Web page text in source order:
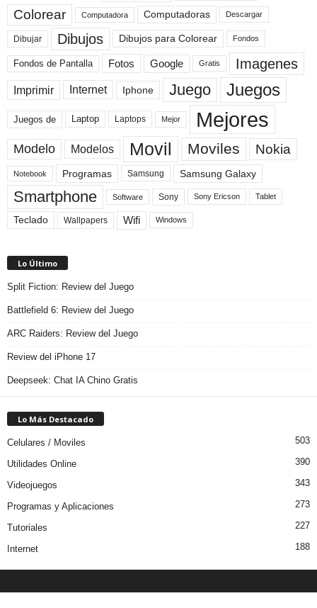
Colorear Computadora Computadoras Descargar
Dibujar Dibujos Dibujos para Colorear Fondos
Fondos de Pantalla Fotos Google Gratis Imagenes
Imprimir Internet Iphone Juego Juegos
Juegos de Laptop Laptops Mejor Mejores
Modelo Modelos Movil Moviles Nokia
Notebook Programas Samsung Samsung Galaxy
Smartphone Software Sony Sony Ericson Tablet
Teclado Wallpapers Wifi Windows
Lo Último
Split Fiction: Review del Juego
Battlefield 6: Review del Juego
ARC Raiders: Review del Juego
Review del iPhone 17
Deepseek: Chat IA Chino Gratis
Lo Más Destacado
Celulares / Moviles 503
Utilidades Online 390
Videojuegos 343
Programas y Aplicaciones 273
Tutoriales 227
Internet 188